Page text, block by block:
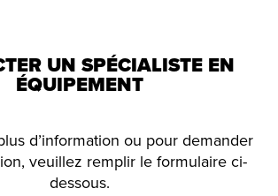
UN SPÉCIALISTE EN
ÉQUIPEMENT
d’information ou pour demander
veuillez remplir le formulaire ci-
dessous.